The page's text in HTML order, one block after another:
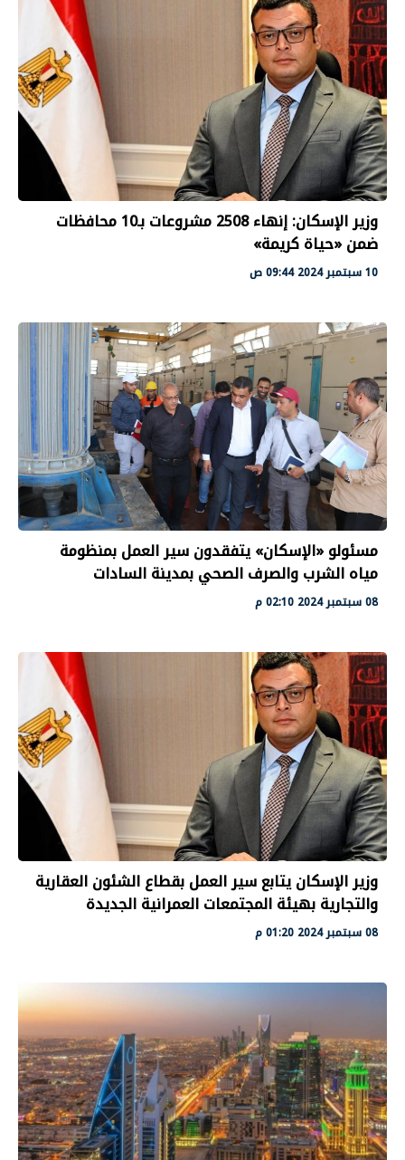
وزير الإسكان: إنهاء 2508 مشروعات بـ10 محافظات
ضمن «حياة كريمة»
10 سبتمبر 2024 09:44 ص
مسئولو «الإسكان» يتفقدون سير العمل بمنظومة
مياه الشرب والصرف الصحي بمدينة السادات
08 سبتمبر 2024 02:10 م
وزير الإسكان يتابع سير العمل بقطاع الشئون العقارية
والتجارية بهيئة المجتمعات العمرانية الجديدة
08 سبتمبر 2024 01:20 م